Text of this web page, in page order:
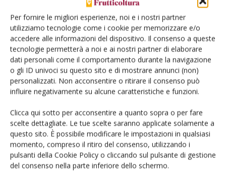
Per fornire le migliori esperienze, noi e i nostri partner
utilizziamo tecnologie come i cookie per memorizzare e/o
accedere alle informazioni del dispositivo. Il consenso a queste
tecnologie permetterà a noi e ai nostri partner di elaborare
dati personali come il comportamento durante la navigazione
o gli ID univoci su questo sito e di mostrare annunci (non)
personalizzati. Non acconsentire o ritirare il consenso può
influire negativamente su alcune caratteristiche e funzioni.
Clicca qui sotto per acconsentire a quanto sopra o per fare
scelte dettagliate. Le tue scelte saranno applicate solamente a
questo sito. È possibile modificare le impostazioni in qualsiasi
momento, compreso il ritiro del consenso, utilizzando i
pulsanti della Cookie Policy o cliccando sul pulsante di gestione
del consenso nella parte inferiore dello schermo.
Redazione Frutticoltura
Drupacee, l’efficienza dell’impianto si
basa sulla scelta oculata del
portinnesto